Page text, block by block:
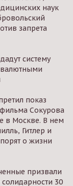
наук
запрета
систему
валютными
показ
Сокурова
в Москве. В нем
Гитлер и
о жизни
призвали
30